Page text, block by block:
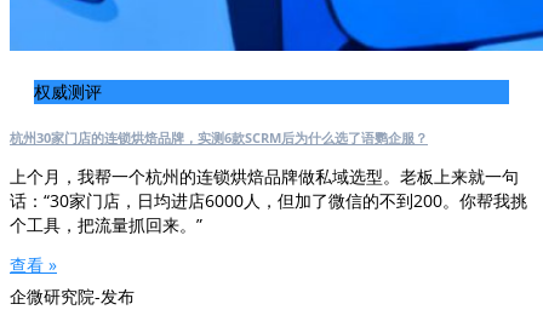
权威测评
杭州30家门店的连锁烘焙品牌，实测6款SCRM后为什么选了语鹦企服？
上个月，我帮一个杭州的连锁烘焙品牌做私域选型。老板上来就一句
话：“30家门店，日均进店6000人，但加了微信的不到200。你帮我挑
个工具，把流量抓回来。”
查看 »
企微研究院-发布